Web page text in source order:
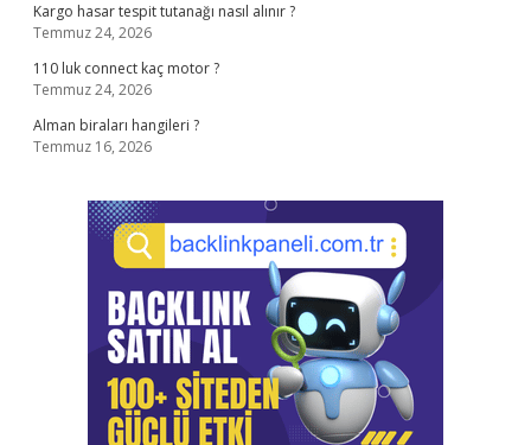
Kargo hasar tespit tutanağı nasıl alınır ?
Temmuz 24, 2026
110 luk connect kaç motor ?
Temmuz 24, 2026
Alman biraları hangileri ?
Temmuz 16, 2026